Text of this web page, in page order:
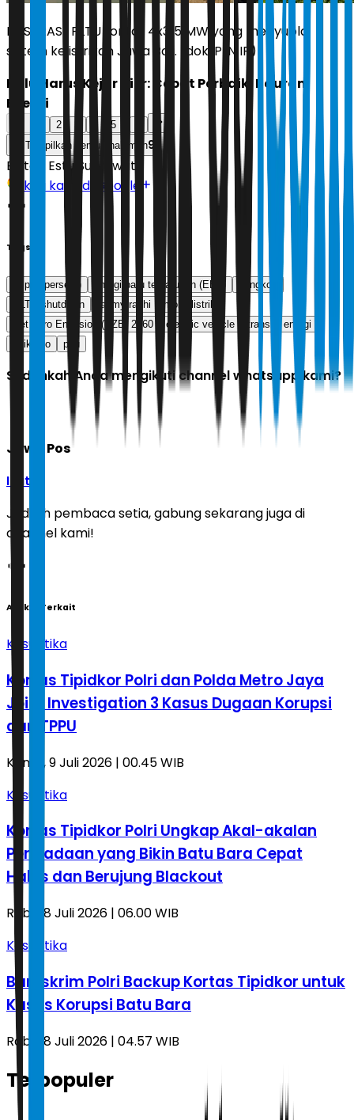
ILUSTRASI. PLTU Lontar 4x315 MW yang menyuplai
sistem kelistrikan Jawa Bali. (dok. PLN IP)
Hulu Harus Kejar Hilir: Cepat Perbaiki Bauran
Energi
2 5
Tampilkan semua halaman9
Editor: Estu Suryowati
Ikuti kami di Google
Tags
pt pln (persero) energi baru terbarukan (EBT)
tiongkok
PLTU shutdown
fahmy radhi
mobil listrik
Net Zero Emission (NZE) 2060
electric vehicle
transisi energi
gaikindo
pltu
Sudahkah Anda mengikuti channel whatsapp kami?
Jawa Pos
Ikuti
Jadilah pembaca setia, gabung sekarang juga di
channel kami!
Artikel Terkait
Kasuistika
Kortas Tipidkor Polri dan Polda Metro Jaya
Joint Investigation 3 Kasus Dugaan Korupsi
dan TPPU
Kamis, 9 Juli 2026 | 00.45 WIB
Kasuistika
Kortas Tipidkor Polri Ungkap Akal-akalan
Pengadaan yang Bikin Batu Bara Cepat
Habis dan Berujung Blackout
Rabu, 8 Juli 2026 | 06.00 WIB
Kasuistika
Bareskrim Polri Backup Kortas Tipidkor untuk
Kasus Korupsi Batu Bara
Rabu, 8 Juli 2026 | 04.57 WIB
Terpopuler